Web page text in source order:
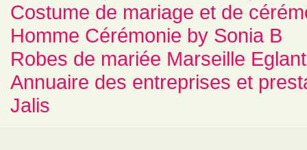
Costume de mariage et de
Homme Cérémonie by Sonia B
Robes de mariée Marseille
Annuaire des entreprises et
Jalis